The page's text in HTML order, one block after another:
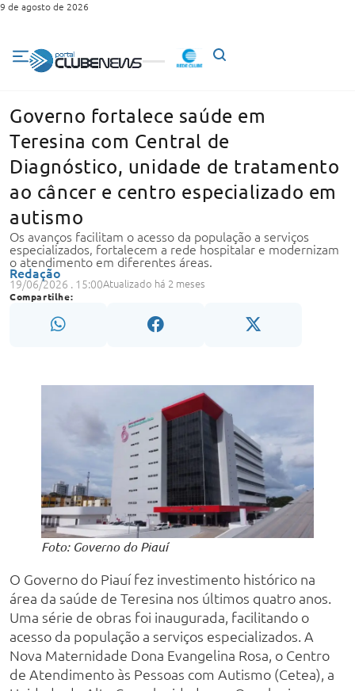
9 de agosto de 2026
Governo fortalece saúde em
Teresina com Central de
Diagnóstico, unidade de tratamento
ao câncer e centro especializado em
autismo
Os avanços facilitam o acesso da população a serviços
especializados, fortalecem a rede hospitalar e modernizam
o atendimento em diferentes áreas.
Redação
19/06/2026 . 15:00Atualizado há 2 meses
Compartilhe:
Foto: Governo do Piauí
O Governo do Piauí fez investimento histórico na
área da saúde de Teresina nos últimos quatro anos.
Uma série de obras foi inaugurada, facilitando o
acesso da população a serviços especializados. A
Nova Maternidade Dona Evangelina Rosa, o Centro
de Atendimento às Pessoas com Autismo (Cetea), a